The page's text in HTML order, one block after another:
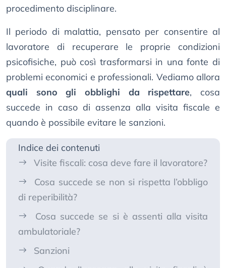
procedimento disciplinare.
Il periodo di malattia, pensato per consentire al
lavoratore di recuperare le proprie condizioni
psicofisiche, può così trasformarsi in una fonte di
problemi economici e professionali. Vediamo allora
quali sono gli obblighi da rispettare, cosa
succede in caso di assenza alla visita fiscale e
quando è possibile evitare le sanzioni.
Indice dei contenuti
Visite fiscali: cosa deve fare il lavoratore?
Cosa succede se non si rispetta l’obbligo
di reperibilità?
Cosa succede se si è assenti alla visita
ambulatoriale?
Sanzioni